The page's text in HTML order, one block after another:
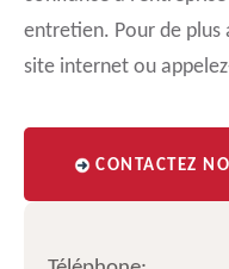
entretien. Pour de plus
site internet ou
CONTACTEZ